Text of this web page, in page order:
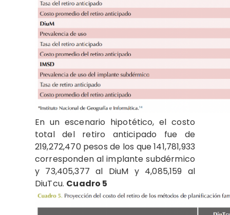
En un escenario hipotético, el costo
total del retiro anticipado fue de
219,272,470 pesos de los que 141,781,933
corresponden al implante subdérmico
y 73,405,377 al DiuM y 4,085,159 al
DiuTcu. Cuadro 5